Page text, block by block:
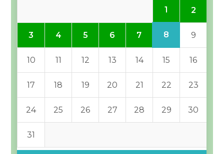
1 2
3 4 5 6 7 8 9
10 11 12 13 14 15 16
17 18 19 20 21 22 23
24 25 26 27 28 29 30
31